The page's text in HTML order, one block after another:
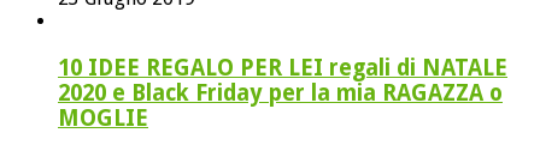
10 IDEE REGALO PER LEI regali di NATALE
2020 e Black Friday per la mia RAGAZZA o
MOGLIE